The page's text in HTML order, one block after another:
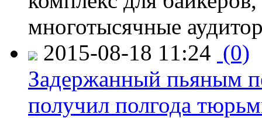
многотысячные
2015-08-18 11:24 (0)
Задержанный пьяным
получил полгода